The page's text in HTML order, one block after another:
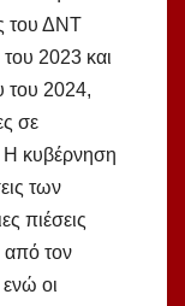
του ΔΝΤ
2023 και
του 2024,
σε
Η κυβέρνηση
των
πιέσεις
από τον
οι